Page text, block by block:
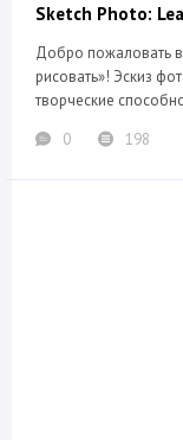
Sketch Photo:
Добро пожаловать
рисовать»! Эскиз
творческие
0
198